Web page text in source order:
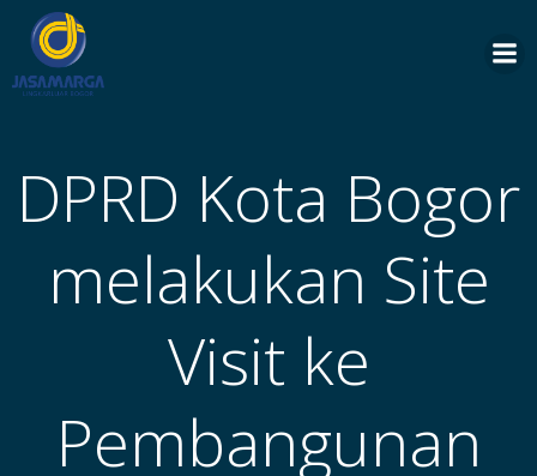
DPRD Kota Bogor
melakukan Site
Visit ke
Pembangunan